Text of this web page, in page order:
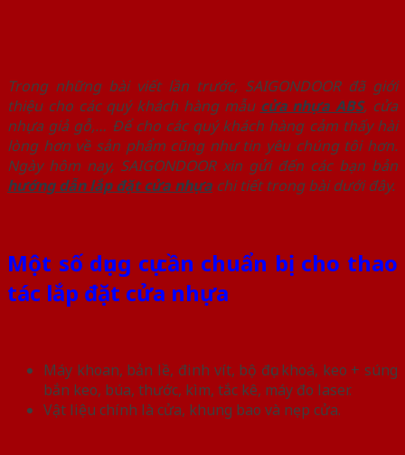
Trong những bài viết lần trước, SAIGONDOOR đã giới
thiệu cho các quý khách hàng mẫu cửa nhựa ABS, cửa
nhựa giả gỗ,… Để cho các quý khách hàng cảm thấy hài
lòng hơn về sản phẩm cũng như tin yêu chúng tôi hơn.
Ngày hôm nay, SAIGONDOOR xin gửi đến các bạn bản
hướng dẫn lắp đặt cửa nhựa chi tiết trong bài dưới đây.
Một số dụng cụ cần chuẩn bị cho thao
tác lắp đặt cửa nhựa
Máy khoan, bản lề, đinh vít, bộ đục khoá, keo + súng
bắn keo, búa, thước, kìm, tắc kê, máy đo laser.
Vật liệu chính là cửa, khung bao và nẹp cửa.